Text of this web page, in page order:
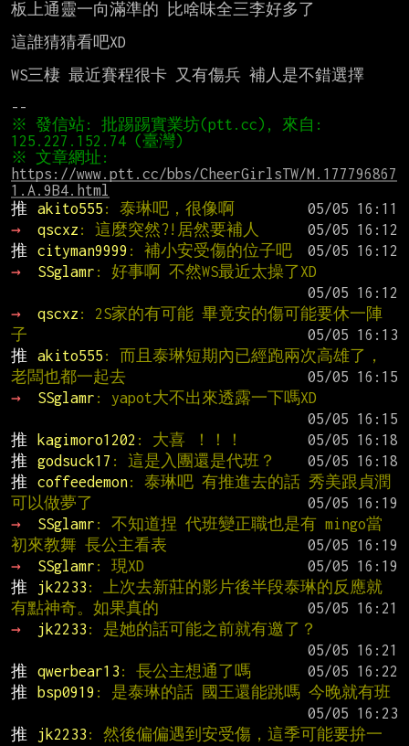
板上通靈一向滿準的 比啥味全三李好多了
這誰猜猜看吧XD
WS三棲 最近賽程很卡 又有傷兵 補人是不錯選擇
※ 發信站: 批踢踢實業坊(ptt.cc), 來自:
https://www.ptt.cc/bbs/CheerGirlsTW/M.177796867
1.A.9B4.html
推
akito555 : 泰琳吧，很像啊
→
qscxz : 這麼突然?!居然要補人
推
cityman9999 : 補小安受傷的位子吧
→
SSglamr : 好事啊 不然WS最近太操了XD
→
qscxz : 2S家的有可能 畢竟安的傷可能要休一陣
子
推
akito555 : 而且泰琳短期內已經跑兩次高雄了，
老闆也都一起去
→
SSglamr : yapot大不出來透露一下嗎XD
推
kagimoro1202 : 大喜 ！！！
推
godsuck17 : 這是入團還是代班？
推
coffeedemon: 泰琳吧 有推進去的話 秀美跟貞潤
可以做夢了
→
SSglamr : 不知道捏 代班變正職也是有 mingo當
初來教舞 長公主看表
→
SSglamr : 現XD
推
jk2233 : 上次去新莊的影片後半段泰琳的反應就
有點神奇。如果真的
→
jk2233 : 是她的話可能之前就有邀了？
推
qwerbear13 : 長公主想通了嗎
推
bsp0919 : 是泰琳的話 國王還能跳嗎 今晚就有班
推
jk2233 : 然後偏偏遇到安受傷，這季可能要拚一